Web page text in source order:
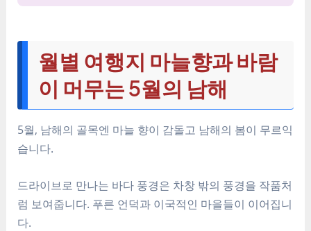
월별 여행지 마늘향과 바람
이 머무는 5월의 남해
5월, 남해의 골목엔 마늘 향이 감돌고 남해의 봄이 무르익
습니다.
드라이브로 만나는 바다 풍경은 차창 밖의 풍경을 작품처
럼 보여줍니다. 푸른 언덕과 이국적인 마을들이 이어집니
다.